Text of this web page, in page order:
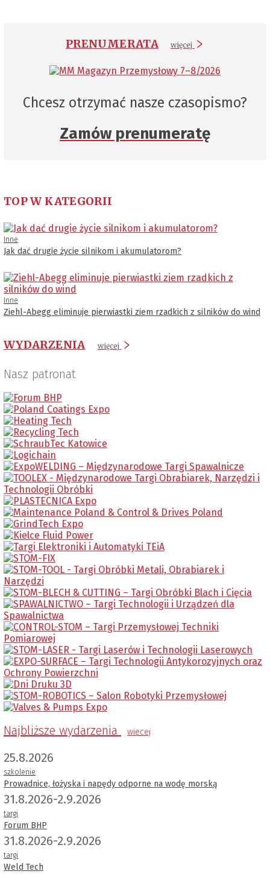
PRENUMERATA więcej
Chcesz otrzymać nasze czasopismo?
Zamów prenumeratę
TOP W KATEGORII
Inne
Jak dać drugie życie silnikom i akumulatorom?
Inne
Ziehl-Abegg eliminuje pierwiastki ziem rzadkich z silników do wind
WYDARZENIA więcej
Nasz patronat
Najbliższe wydarzenia wiecej
25.8.2026
szkolenie
Prowadnice, łożyska i napędy odporne na wodę morską
31.8.2026-2.9.2026
targi
Forum BHP
31.8.2026-2.9.2026
targi
Weld Tech